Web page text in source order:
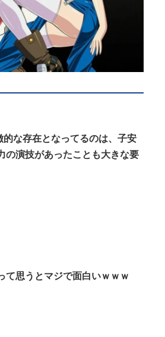
的な存在となってるのは、子安
の演技があったことも大きな要
て思うとマジで面白いｗｗｗ